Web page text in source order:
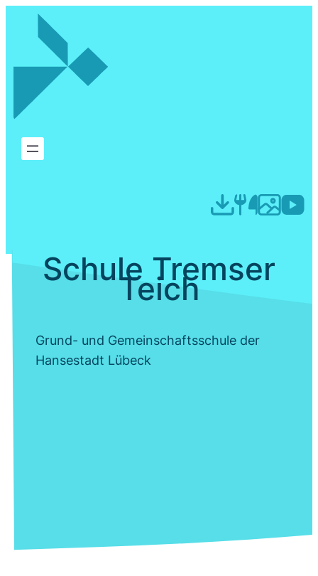
Schule Tremser
Teich
Grund- und Gemeinschaftsschule der
Hansestadt Lübeck